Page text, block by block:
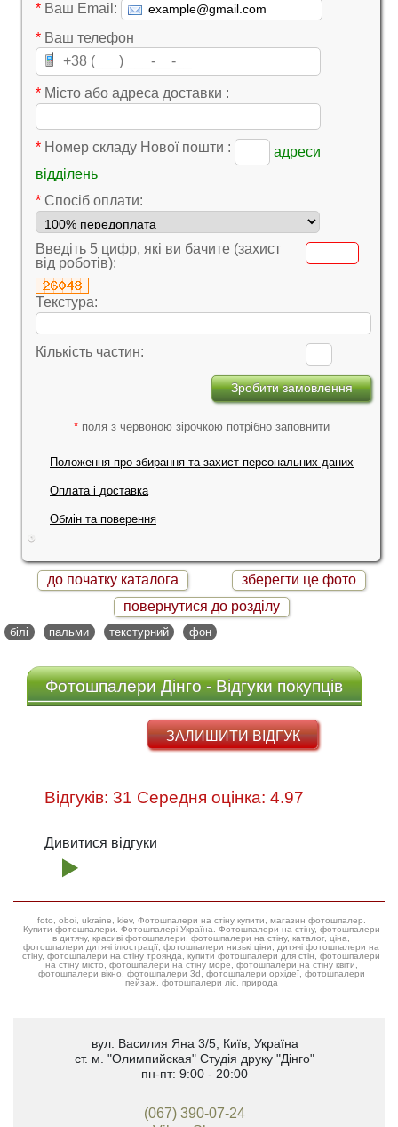
* Ваш Email:
* Ваш телефон
* Місто або адреса доставки :
* Номер складу Нової пошти :
адреси
відділень
* Cпосіб оплати:
Введіть 5 цифр, які ви бачите (захист
від роботів):
Текстура:
Кількість частин:
* поля з червоною зірочкою потрібно заповнити
Положення про збирання та захист персональних даних
Оплата і доставка
Обмін та поверення
до початку каталога
зберегти це фото
повернутися до розділу
білі пальми текстурний фон
Фотошпалери Дінго - Відгуки покупців
ЗАЛИШИТИ ВІДГУК
Відгуків: 31 Середня оцінка: 4.97
Дивитися відгуки
foto, oboi, ukraine, kiev, Фотошпалери на стіну купити, магазин фотошпалер.
Купити фотошпалери. Фотошпалері Україна. Фотошпалери на стіну, фотошпалери
в дитячу, красиві фотошпалери, фотошпалери на стіну, каталог, ціна,
фотошпалери дитячі ілюстрації, фотошпалери низькі ціни, дитячі фотошпалери на
стіну, фотошпалери на стіну троянда, купити фотошпалери для стін, фотошпалери
на стіну місто, фотошпалери на стіну море, фотошпалери на стіну квіти,
фотошпалери вікно, фотошпалери 3d, фотошпалери орхідеї, фотошпалери
пейзаж, фотошпалери ліс, природа
вул. Василия Яна 3/5, Київ, Україна
ст. м. "Олимпийская" Студія друку "Дінго"
пн-пт: 9:00 - 20:00
(067) 390-07-24